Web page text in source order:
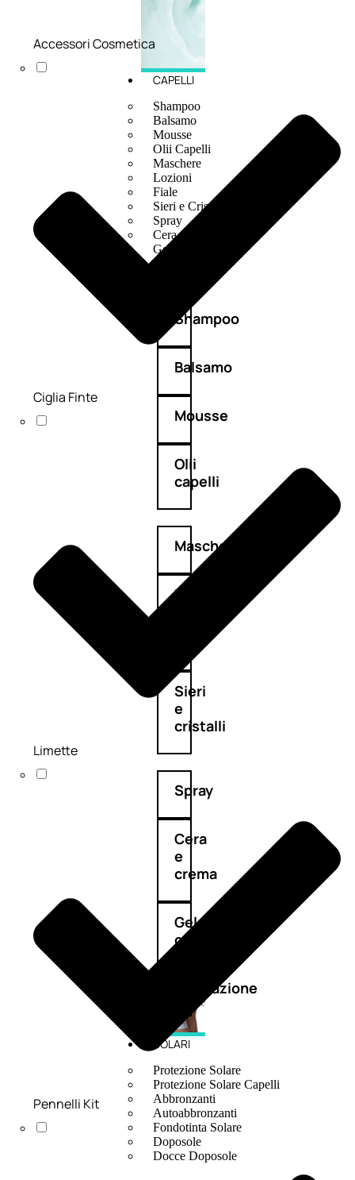
CAPELLI
Shampoo
Balsamo
Mousse
Olii Capelli
Maschere
Lozioni
Fiale
Sieri e Cristalli
Spray
Cera e Crema
Gel Capelli
Colorazione
Shampoo
Balsamo
Mousse
Olii
capelli
Maschere
Lozioni
Fiale
Sieri
e
cristalli
Spray
Cera
e
crema
Gel
capelli
Colorazione
SOLARI
Protezione Solare
Protezione Solare Capelli
Abbronzanti
Autoabbronzanti
Fondotinta Solare
Doposole
Docce Doposole
Accessori Cosmetica
Ciglia Finte
Limette
Pennelli Kit